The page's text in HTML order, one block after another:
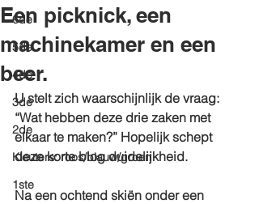
6de
5de
4de
3de
2de
Kleuters: roos/blauw/groen
1ste
Een picknick, een
machinekamer en een
beer.
U stelt zich waarschijnlijk de vraag:
“Wat hebben deze drie zaken met
elkaar te maken?” Hopelijk schept
deze korte blog duidelijkheid.
Na een ochtend skiën onder een